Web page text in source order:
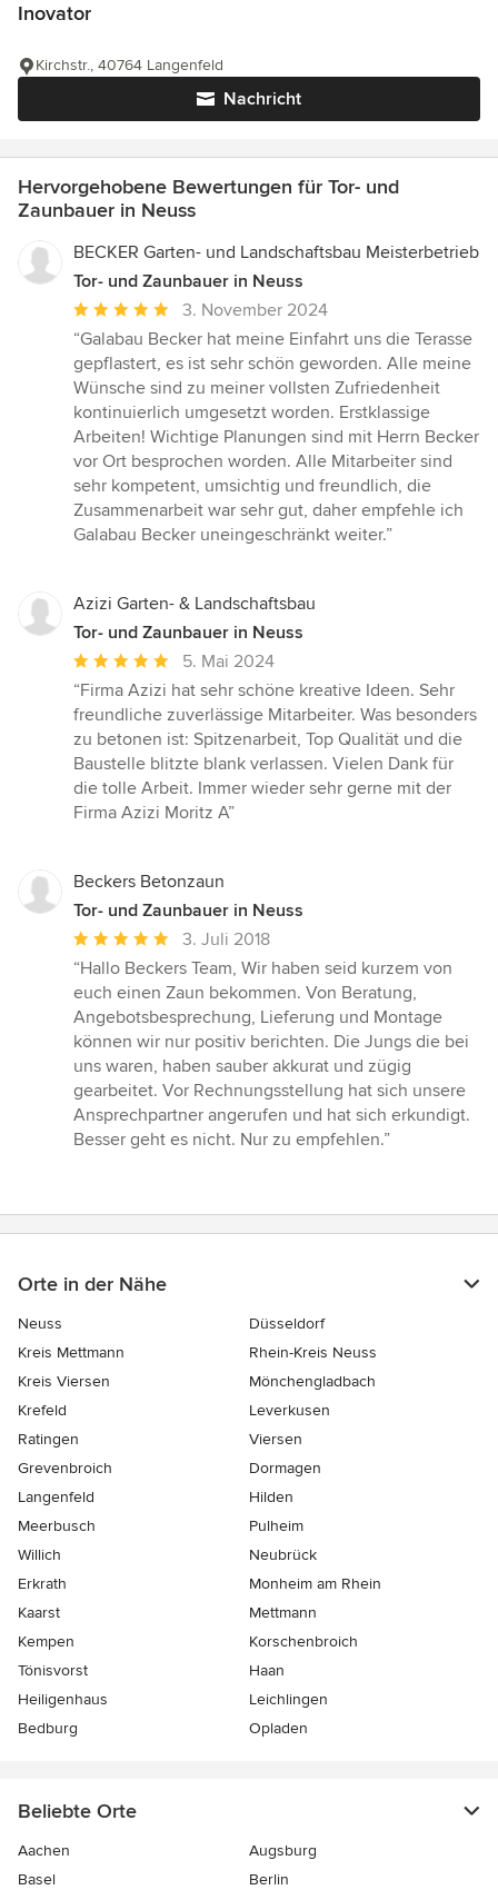
Inovator
Nachricht
Kirchstr., 40764 Langenfeld
Hervorgehobene Bewertungen für Tor- und
Zaunbauer in Neuss
BECKER Garten- und Landschaftsbau Meisterbetrieb
Tor- und Zaunbauer in Neuss
Durchschnittliche
Bewertung:
5
von
5
Sternen
3. November 2024
“Galabau Becker hat meine Einfahrt uns die Terasse
gepflastert, es ist sehr schön geworden. Alle meine
Wünsche sind zu meiner vollsten Zufriedenheit
kontinuierlich umgesetzt worden. Erstklassige
Arbeiten! Wichtige Planungen sind mit Herrn Becker
vor Ort besprochen worden. Alle Mitarbeiter sind
sehr kompetent, umsichtig und freundlich, die
Zusammenarbeit war sehr gut, daher empfehle ich
Galabau Becker uneingeschränkt weiter.”
Azizi Garten- & Landschaftsbau
Tor- und Zaunbauer in Neuss
Durchschnittliche
Bewertung:
5
von
5
Sternen
5. Mai 2024
“Firma Azizi hat sehr schöne kreative Ideen. Sehr
freundliche zuverlässige Mitarbeiter. Was besonders
zu betonen ist: Spitzenarbeit, Top Qualität und die
Baustelle blitzte blank verlassen. Vielen Dank für
die tolle Arbeit. Immer wieder sehr gerne mit der
Firma Azizi Moritz A”
Beckers Betonzaun
Tor- und Zaunbauer in Neuss
Durchschnittliche
Bewertung:
5
von
5
Sternen
3. Juli 2018
“Hallo Beckers Team, Wir haben seid kurzem von
euch einen Zaun bekommen. Von Beratung,
Angebotsbesprechung, Lieferung und Montage
können wir nur positiv berichten. Die Jungs die bei
uns waren, haben sauber akkurat und zügig
gearbeitet. Vor Rechnungsstellung hat sich unsere
Ansprechpartner angerufen und hat sich erkundigt.
Besser geht es nicht. Nur zu empfehlen.”
Orte in der Nähe
Neuss
Düsseldorf
Kreis Mettmann
Rhein-Kreis Neuss
Kreis Viersen
Mönchengladbach
Krefeld
Leverkusen
Ratingen
Viersen
Grevenbroich
Dormagen
Langenfeld
Hilden
Meerbusch
Pulheim
Willich
Neubrück
Erkrath
Monheim am Rhein
Kaarst
Mettmann
Kempen
Korschenbroich
Tönisvorst
Haan
Heiligenhaus
Leichlingen
Bedburg
Opladen
Beliebte Orte
Aachen
Augsburg
Basel
Berlin